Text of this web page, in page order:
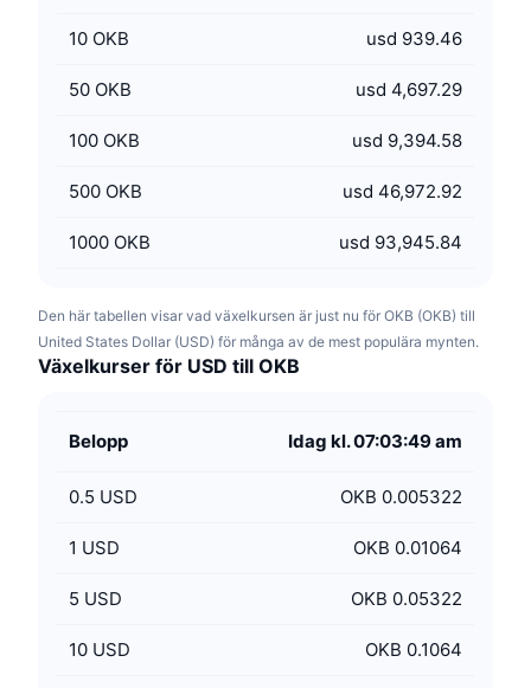
10 OKB usd 939.46
50 OKB usd 4,697.29
100 OKB usd 9,394.58
500 OKB usd 46,972.92
1000 OKB usd 93,945.84
Den här tabellen visar vad växelkursen är just nu för OKB (OKB) till
United States Dollar (USD) för många av de mest populära mynten.
Växelkurser för USD till OKB
Belopp Idag kl. 07:03:49 am
0.5 USD OKB 0.005322
1 USD OKB 0.01064
5 USD OKB 0.05322
10 USD OKB 0.1064